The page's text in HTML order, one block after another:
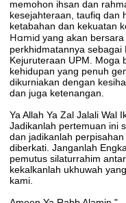
memohon ihsan dan
kesejahteraan, taufiq dan
ketabahan dan kekuatan
Hamid yang akan
perkhidmatannya sebagai
Kejuruteraan UPM. Moga
kehidupan yang penuh
dikurniakan dengan
dan juga ketenangan.
Ya Allah Ya Zal Jalali Wal
Jadikanlah pertemuan ini
dan jadikanlah
diberkati. Janganlah
pemutus silaturrahim
kekalkanlah ukhuwah
kami.